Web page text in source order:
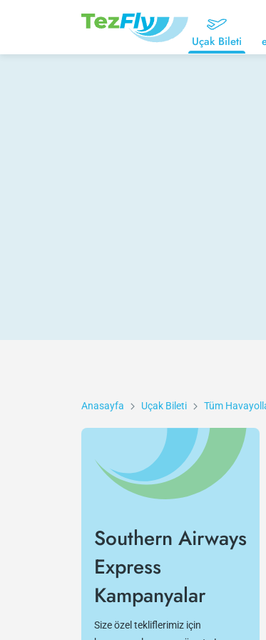
Uçak Bileti
Anasayfa Uçak Bileti Tüm
Southern Airways
Express
Kampanyalar
Size özel tekliflerimiz için